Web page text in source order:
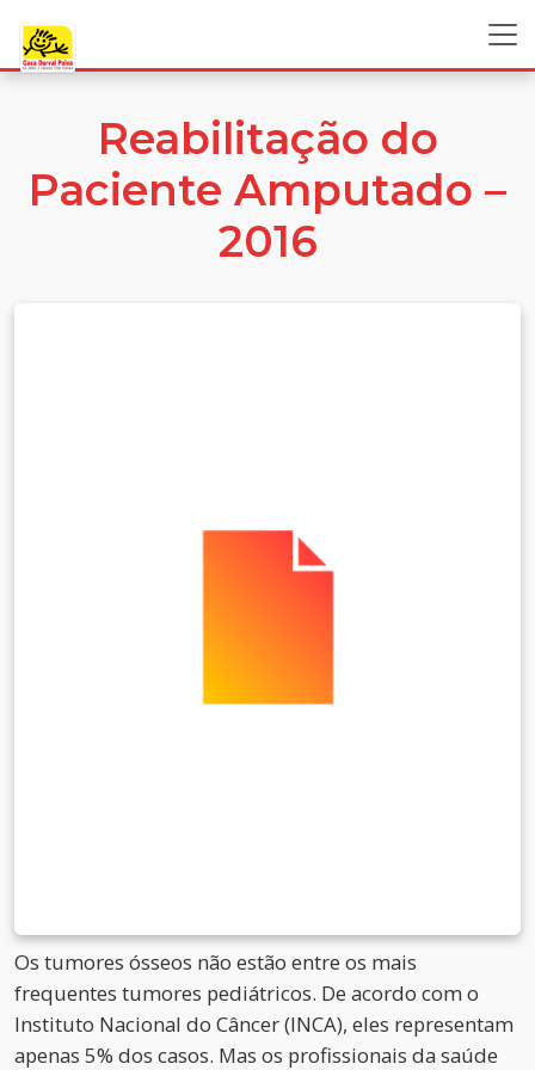
Reabilitação do
Paciente Amputado –
2016
Os tumores ósseos não estão entre os mais
frequentes tumores pediátricos. De acordo com o
Instituto Nacional do Câncer (INCA), eles representam
apenas 5% dos casos. Mas os profissionais da saúde